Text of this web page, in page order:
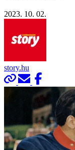
2023. 10. 02.
story.hu